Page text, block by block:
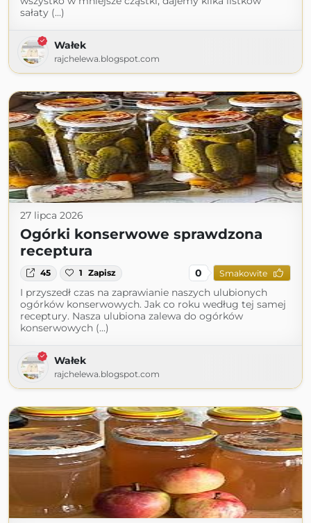
sałaty (...)
Wałek
rajchelewa.blogspot.com
27 lipca 2026
Ogórki konserwowe sprawdzona
receptura
45 1 Zapisz 0 Smakowite
I przyszedł czas na zaprawianie naszych ulubionych
ogórków konserwowych. Jak co roku według tej samej
receptury. Nasza ulubiona zalewa do ogórków
konserwowych (...)
Wałek
rajchelewa.blogspot.com